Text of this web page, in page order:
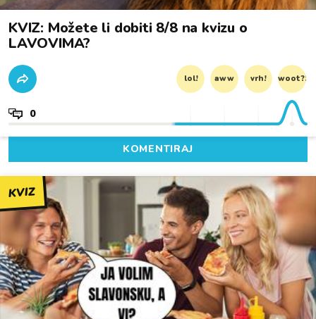
KVIZ: Možete li dobiti 8/8 na kvizu o
LAVOVIMA?
lol! aww vrh! woot?!
0
KOMENTIRAJ
KVIZ